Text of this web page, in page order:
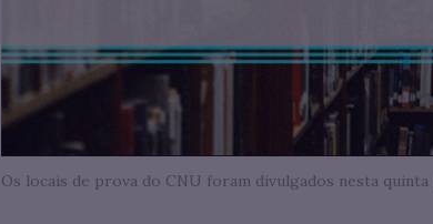
Os locais de prova do CNU foram divulgados nesta quinta